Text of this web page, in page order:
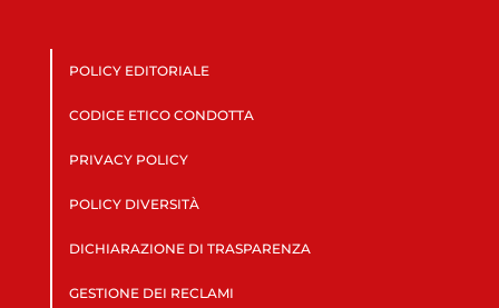
POLICY EDITORIALE
CODICE ETICO CONDOTTA
PRIVACY POLICY
POLICY DIVERSITÀ
DICHIARAZIONE DI TRASPARENZA
GESTIONE DEI RECLAMI